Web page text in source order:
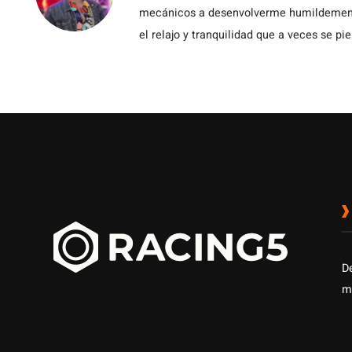
mecánicos a desenvolverme
el relajo y tranquilidad que a veces se